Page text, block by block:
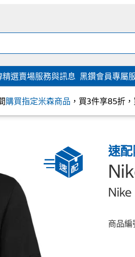
精選賣場服務與訊息 黑鑽會員專屬
購買指定米森商品 ，買3件享85折
速
商品編